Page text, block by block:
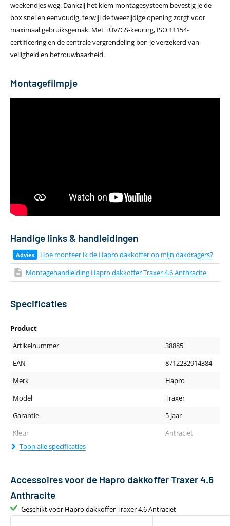
weekendjes weg. Dankzij het klem montagesysteem bevestig je de
box snel en eenvoudig, terwijl de tweezijdige opening zorgt voor
maximaal gebruiksgemak. Met TÜV/GS-keuring, ISO 11154-
certificering en de centrale vergrendeling ben je verzekerd van
veiligheid en betrouwbaarheid.
Montagefilmpje
Handige links & handleidingen
Hoe monteer ik de Hapro dakkoffer op mijn dakdragers?
Montagehandleiding Hapro dakkoffer Traxer 4.6 Anthracite
Specificaties
Product
Artikelnummer
38885
EAN
8712232914384
Merk
Hapro
Model
Traxer
Garantie
5 jaar
Kleur
Antraciet
Gewicht (kg)
15
Lengte (cm)
Breedte dakkoffer
97
Toon alle specificaties
Accessoires voor de Hapro dakkoffer Traxer 4.6
Anthracite
Geschikt voor Hapro dakkoffer Traxer 4.6 Antraciet